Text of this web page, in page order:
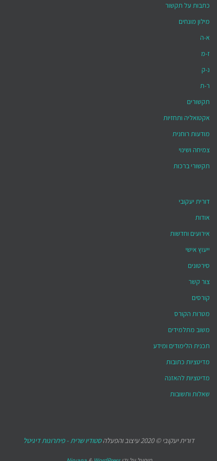
כתבות על תקשור
מילון מונחים
א-ה
ז-מ
נ-ק
ר-ת
תקשורים
אקטואליה ותחזיות
מודעות רוחנית
צמיחה ושינוי
תקשורי ברכות
דורית יעקובי
אודות
אירועים וחדשות
ייעוץ אישי
סירטונים
צור קשר
קורסים
מטרות הקורס
משוב מתלמידים
תכנית הלימודים ומידע
מדיטציות כתובות
מדיטציות להאזנה
שאלות ותשובות
דורית יעקובי © 2020 עיצוב והפעלה סטודיו שרית - פיתרונות דיגיטל